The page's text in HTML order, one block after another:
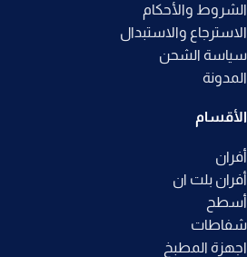
الشروط والأحكام
الاسترجاع والاستبدال
سياسة الشحن
المدونة
الأقسام
أفران
أفران بلت ان
أسطح
شفاطات
اجهزة المطبخ